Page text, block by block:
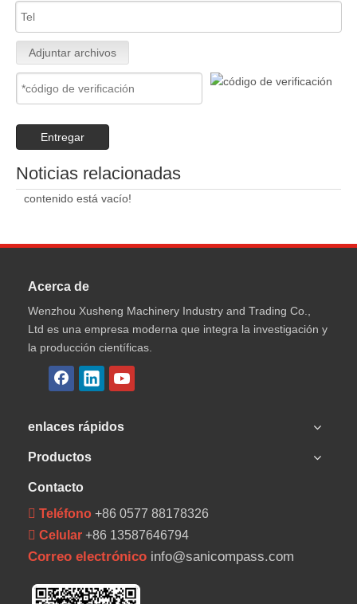
Adjuntar archivos
Entregar
Noticias relacionadas
contenido está vacío!
Acerca de
Wenzhou Xusheng Machinery Industry and Trading Co.,
Ltd es una empresa moderna que integra la investigación y
la producción científicas.
enlaces rápidos
Productos
Contacto
 Teléfono +86 0577 88178326
 Celular +86 13587646794
Correo electrónico info@sanicompass.com